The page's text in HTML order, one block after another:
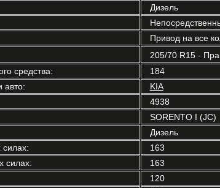
Дизель
Привод на все
205/70 R15 -
средства:
184
авто:
KIA
4938
SORENTO I (JC)
Дизель
163
силах:
163
120